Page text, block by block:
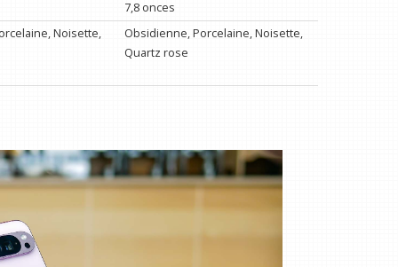
7,8 onces
Noisette,
Obsidienne, Porcelaine, Noisette,
Quartz rose